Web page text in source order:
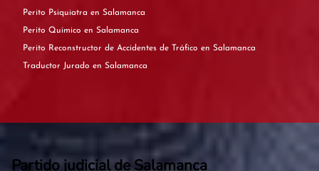
Perito Psiquiatra en Salamanca
Perito Químico en Salamanca
Perito Reconstructor de Accidentes de Tráfico en Salamanca
Traductor Jurado en Salamanca
Partido judicial de Salamanca